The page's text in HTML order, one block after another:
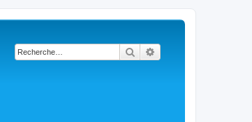
Rechercher